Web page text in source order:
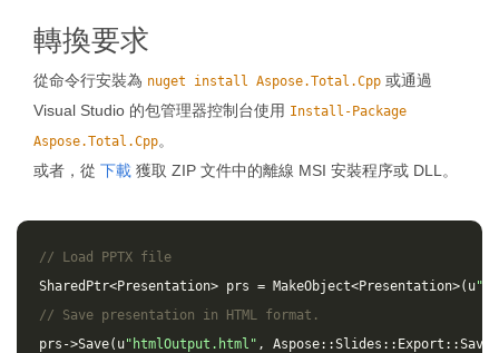
轉換要求
從命令行安裝為 nuget install Aspose.Total.Cpp 或通過
Visual Studio 的包管理器控制台使用 Install-Package
Aspose.Total.Cpp。
或者，從 下載 獲取 ZIP 文件中的離線 MSI 安裝程序或 DLL。
// Load PPTX file
SharedPtr<Presentation> prs = MakeObject<Presentation>( u
// Save presentation in HTML format.
prs ->Save( u"htmlOutput.html" , Aspose::Slides :: Export ::